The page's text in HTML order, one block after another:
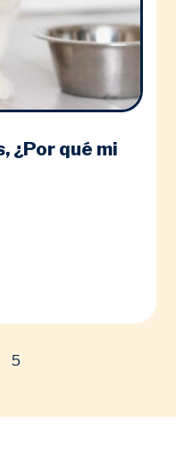
¿Por qué mi
5